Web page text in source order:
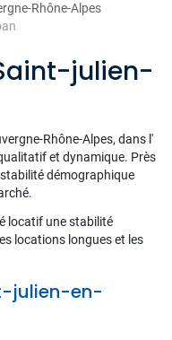
Rhône-Alpes
julien-
Rhône-Alpes, dans l'
et dynamique. Près
démographique
locatif une stabilité
locations longues et les
julien-en-